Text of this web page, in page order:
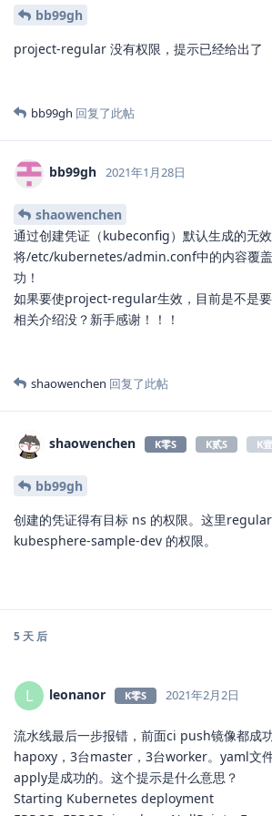
bb99gh
project-regular 没有权限，提示已经给出了
bb99gh 回复了此帖
bb99gh 2021年1月28日
shaowenchen
通过创建凭证（kubeconfig）默认生成的无效
将/etc/kubernetes/admin.conf中的内容覆
功！
如果要使project-regular生效，目前是不是
相关介绍没？新手感谢！！！
shaowenchen 回复了此帖
shaowenchen K零S K贰S K
bb99gh
创建的凭证得有目标 ns 的权限。这里
kubesphere-sample-dev 的权限。
5 天 后
L leonanor K零S 2021年2月2日
流水线最后一步报错，前面ci push镜像都成
hapoxy，3台master，3台worker。yaml文
apply是成功的。这个提示是什么意思？
Starting Kubernetes deployment